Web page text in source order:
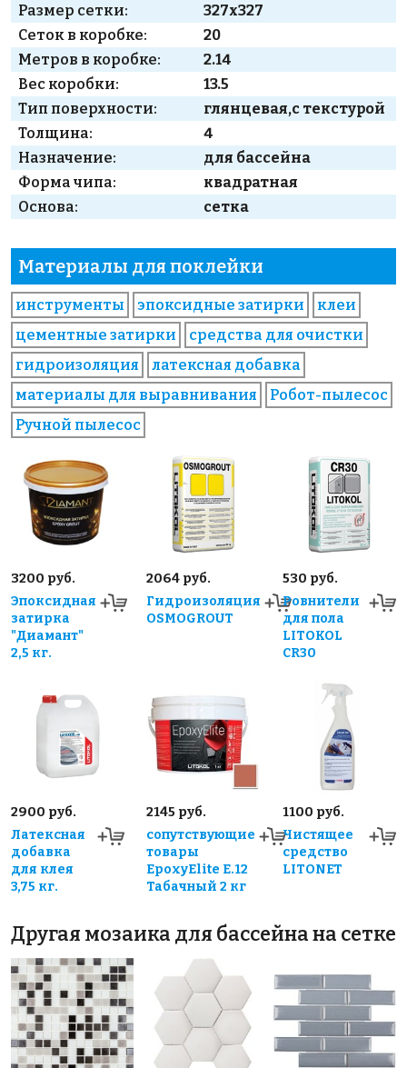
Размер сетки:
327x327
Сеток в коробке:
20
Метров в коробке:
2.14
Вес коробки:
13.5
Тип поверхности:
глянцевая,с текстурой
Толщина:
4
Назначение:
для бассейна
Форма чипа:
квадратная
Основа:
сетка
Материалы для поклейки
инструменты эпоксидные затирки
клеи
цементные затирки
средства для очистки
гидроизоляция
латексная добавка
материалы для выравнивания
Робот-пылесос
Ручной пылесос
3200 руб.
Эпоксидная
затирка
"Диамант"
2,5 кг.
2064 руб.
Гидроизоляция
OSMOGROUT
530 руб.
Ровнители
для пола
LITOKOL
CR30
2900 руб.
Латексная
добавка
для клея
3,75 кг.
2145 руб.
сопутствующие
товары
EpoxyElite E.12
Табачный 2 кг
1100 руб.
Чистящее
средство
LITONET
Другая мозаика для бассейна на сетке